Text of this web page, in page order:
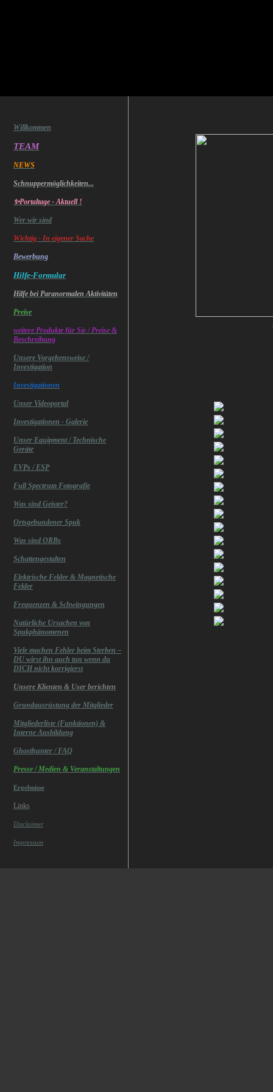
Willkommen
TEAM
NEWS
Schnuppermöglichkeiten...
✨Portaltage - Aktuell !
Wer wir sind
Wichtig - In eigener Sache
Bewerbung
Hilfe-Formular
Hilfe bei Paranormalen Aktivitäten
Preise
weitere Produkte für Sie / Preise &
Beschreibung
Unsere Vorgehensweise /
Investigation
Investigationen
Unser Videoportal
Investigationen - Galerie
Unser Equipment / Technische
Geräte
EVPs / ESP
Full Spectrum Fotografie
Was sind Geister?
Ortsgebundener Spuk
Was sind ORBs
Schattengestalten
Elektrische Felder & Magnetische
Felder
Frequenzen & Schwingungen
Natürliche Ursachen von
Spukphänomenen
Viele machen Fehler beim Sterben –
DU wirst ihn auch tun wenn du
DICH nicht korrigierst
Unsere Klienten & User berichten
Grundausrüstung der Mitglieder
Mitgliederliste (Funktionen) &
Interne Ausbildung
Ghosthunter / FAQ
Presse / Medien & Veranstaltungen
Ergebnisse
Links
Disclaimer
Impressum
© Ghosthunters - Private